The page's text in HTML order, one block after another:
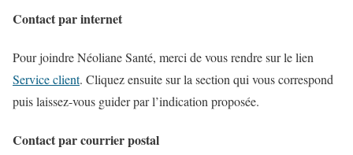
Contact par internet
Pour joindre Néoliane Santé, merci de vous rendre sur le lien
Service client. Cliquez ensuite sur la section qui vous correspond
puis laissez-vous guider par l’indication proposée.
Contact par courrier postal